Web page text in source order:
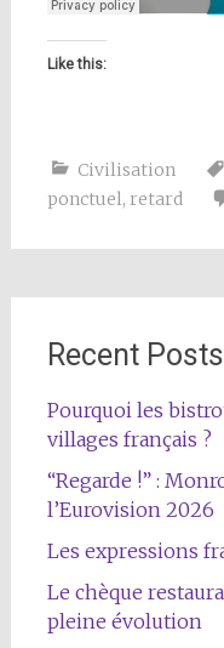
Like this:
Civilisation
ponctuel, retard
Recent Posts
Pourquoi les
villages français ?
“Regarde !” :
l’Eurovision 2026
Les expressions
Le chèque
pleine évolution